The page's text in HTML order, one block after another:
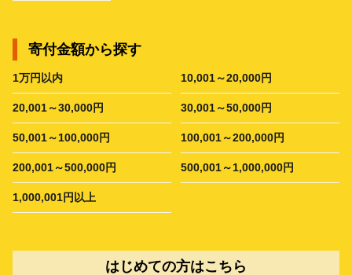
寄付金額から探す
1万円以内 10,001～20,000円
20,001～30,000円 30,001～50,000円
50,001～100,000円 100,001～200,000円
200,001～500,000円 500,001～1,000,000円
1,000,001円以上
はじめての方はこちら